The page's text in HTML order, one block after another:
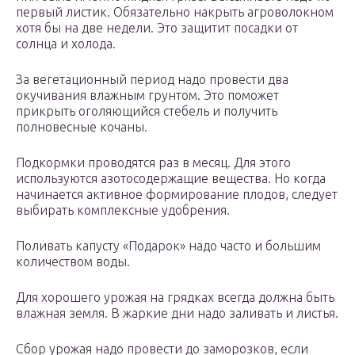
первый листик. Обязательно накрыть агроволокном
хотя бы на две недели. Это защитит посадки от
солнца и холода.
За вегетационный период надо провести два
окучивания влажным грунтом. Это поможет
прикрыть оголяющийся стебель и получить
полновесные кочаны.
Подкормки проводятся раз в месяц. Для этого
используются азотосодержащие вещества. Но когда
начинается активное формирование плодов, следует
выбирать комплексные удобрения.
Поливать капусту «Подарок» надо часто и большим
количеством воды.
Для хорошего урожая на грядках всегда должна быть
влажная земля. В жаркие дни надо заливать и листья.
Сбор урожая надо провести до заморозков, если